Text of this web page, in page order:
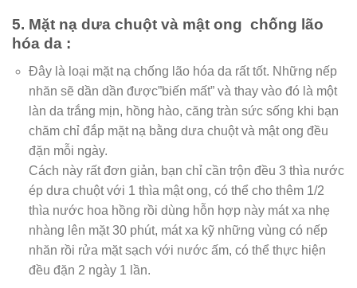
5. Mặt nạ dưa chuột và mật ong chống lão
hóa da :
Đây là loại mặt nạ chống lão hóa da rất tốt. Những nếp
nhăn sẽ dần dần được”biến mất” và thay vào đó là một
làn da trắng mịn, hồng hào, căng tràn sức sống khi bạn
chăm chỉ đắp mặt nạ bằng dưa chuột và mật ong đều
đặn mỗi ngày.
Cách này rất đơn giản, bạn chỉ cần trộn đều 3 thìa nước
ép dưa chuột với 1 thìa mật ong, có thể cho thêm 1/2
thìa nước hoa hồng rồi dùng hỗn hợp này mát xa nhẹ
nhàng lên mặt 30 phút, mát xa kỹ những vùng có nếp
nhăn rồi rửa mặt sạch với nước ấm, có thể thực hiện
đều đặn 2 ngày 1 lần.